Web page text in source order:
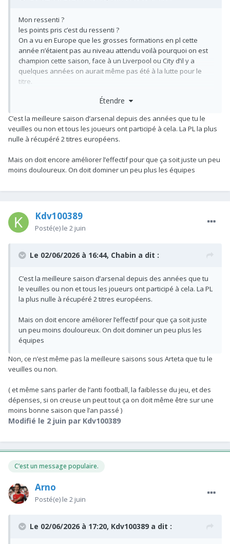
Mon ressenti ?
les points pris c’est du ressenti ?
On a vu en Europe que les grosses formations en pl cette
année n’étaient pas au niveau attendu voilà pourquoi on est
champion cette saison, face à un Liverpool ou City d’il y a
quelques années on aurait même pas été à la lutte pour le
titre.
On a juste moins régresser qu’eux, le terrain en plus des
champion avec moins de 86 points ça n’est arriver que 4 fois
depuis l’an 2000 pour info on est second avec 89 il y a 2
Donc non une saison a 86 points n’est pas une saison record
Étendre
C’est la meilleure saison d’arsenal depuis des années que tu le
veuilles ou non et tous les joueurs ont participé à cela. La PL la plus
nulle à récupéré 2 titres européens.
Mais on doit encore améliorer l’effectif pour que ça soit juste un peu
moins douloureux. On doit dominer un peu plus les équipes
Kdv100389
Posté(e) le 2 juin
Le 02/06/2026 à 16:44, Chabin a dit :
C’est la meilleure saison d’arsenal depuis des années que tu
le veuilles ou non et tous les joueurs ont participé à cela. La PL
la plus nulle à récupéré 2 titres européens.
Mais on doit encore améliorer l’effectif pour que ça soit juste
un peu moins douloureux. On doit dominer un peu plus les
équipes
Non, ce n’est même pas la meilleure saisons sous Arteta que tu le
veuilles ou non.
( et même sans parler de l’anti football, la faiblesse du jeu, et des
dépenses, si on creuse un peut tout ça on doit même être sur une
moins bonne saison que l’an passé )
Modifié le 2 juin par Kdv100389
C’est un message populaire.
Arno
Posté(e) le 2 juin
Le 02/06/2026 à 17:20, Kdv100389 a dit :